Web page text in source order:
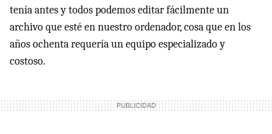
tenía antes y todos podemos editar fácilmente un
archivo que esté en nuestro ordenador, cosa que en los
años ochenta requería un equipo especializado y
costoso.